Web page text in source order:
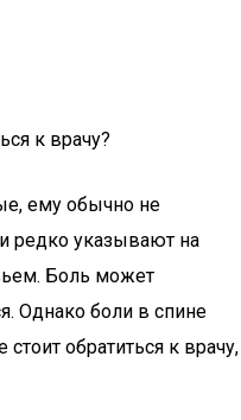
к врачу?
ему обычно не
редко указывают на
Боль может
Однако боли в спине
обратиться к врачу,